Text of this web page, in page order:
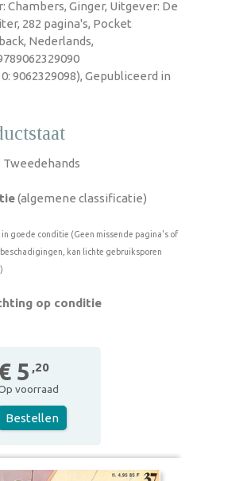
Chambers, Ginger, Uitgever: De
282 pagina's, Pocket
Nederlands,
9062329098), Gepubliceerd in
: Tweedehands
(algemene classificatie)
goede conditie (Geen missende pagina's of
kan lichte gebruiksporen
op conditie
5 ,20
voorraad
Bestellen